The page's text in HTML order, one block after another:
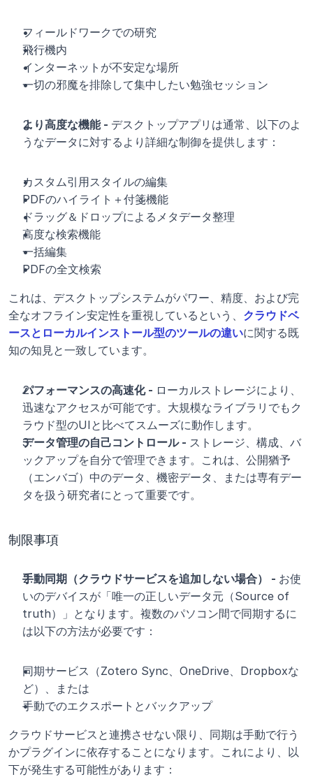
フィールドワークでの研究
飛行機内
インターネットが不安定な場所
一切の邪魔を排除して集中したい勉強セッション
より高度な機能 - デスクトップアプリは通常、以下のよ
うなデータに対するより詳細な制御を提供します：
カスタム引用スタイルの編集
PDFのハイライト＋付箋機能
ドラッグ＆ドロップによるメタデータ整理
高度な検索機能
一括編集
PDFの全文検索
これは、デスクトップシステムがパワー、精度、および完
全なオフライン安定性を重視しているという、 クラウドベ
ースとローカルインストール型のツールの違いに関する既
知の知見と一致しています。
パフォーマンスの高速化 - ローカルストレージにより、
迅速なアクセスが可能です。大規模なライブラリでもク
ラウド型のUIと比べてスムーズに動作します。
データ管理の自己コントロール - ストレージ、構成、バ
ックアップを自分で管理できます。これは、公開猶予
（エンバゴ）中のデータ、機密データ、ま​​たは専有デー
タを扱う研究者にとって重要です。
制限事項
手動同期（クラウドサービスを追加しない場合） - お使
いのデバイスが「唯一の正しいデータ元（Source of
truth）」となります。複数のパソコン間で同期するに
は以下の方法が必要です：
同期サービス（Zotero Sync、OneDrive、Dropboxな
ど）、または
手動でのエクスポートとバックアップ
クラウドサービスと連携させない限り、同期は手動で行う
かプラグインに依存することになります。これにより、以
下が発生する可能性があります：